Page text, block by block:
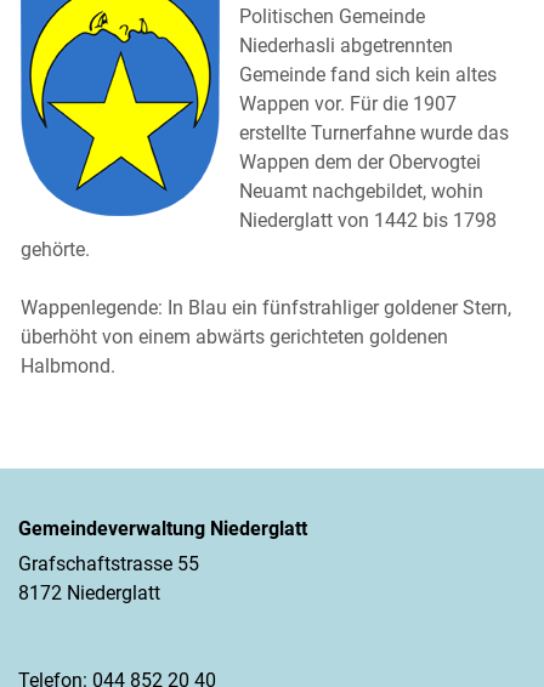
Politischen Gemeinde
Niederhasli abgetrennten
Gemeinde fand sich kein altes
Wappen vor. Für die 1907
erstellte Turnerfahne wurde das
Wappen dem der Obervogtei
Neuamt nachgebildet, wohin
Niederglatt von 1442 bis 1798
gehörte.
Wappenlegende: In Blau ein fünfstrahliger goldener Stern,
überhöht von einem abwärts gerichteten goldenen
Halbmond.
Gemeindeverwaltung Niederglatt
Grafschaftstrasse 55
8172 Niederglatt
Telefon: 044 852 20 40